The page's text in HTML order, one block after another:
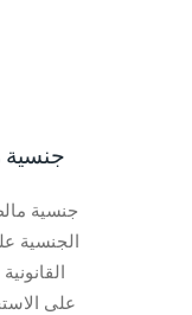
جنسية
جنسية
الجنسية